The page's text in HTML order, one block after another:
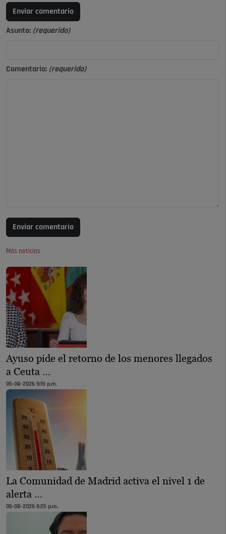
Enviar comentario
Asunto: (requerido)
Comentario: (requerido)
Enviar comentario
Más noticias
Ayuso pide el retorno de los menores llegados
a Ceuta …
05-08-2026 9:15 p.m.
La Comunidad de Madrid activa el nivel 1 de
alerta …
05-08-2026 5:25 p.m.